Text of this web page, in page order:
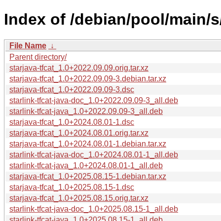
Index of /debian/pool/main/
File Name ↓
Parent directory/
starjava-tfcat_1.0+2022.09.09.orig.tar.xz
starjava-tfcat_1.0+2022.09.09-3.debian.tar.xz
starjava-tfcat_1.0+2022.09.09-3.dsc
starlink-tfcat-java-doc_1.0+2022.09.09-3_all.deb
starlink-tfcat-java_1.0+2022.09.09-3_all.deb
starjava-tfcat_1.0+2024.08.01-1.dsc
starjava-tfcat_1.0+2024.08.01.orig.tar.xz
starjava-tfcat_1.0+2024.08.01-1.debian.tar.xz
starlink-tfcat-java-doc_1.0+2024.08.01-1_all.deb
starlink-tfcat-java_1.0+2024.08.01-1_all.deb
starjava-tfcat_1.0+2025.08.15-1.debian.tar.xz
starjava-tfcat_1.0+2025.08.15-1.dsc
starjava-tfcat_1.0+2025.08.15.orig.tar.xz
starlink-tfcat-java-doc_1.0+2025.08.15-1_all.deb